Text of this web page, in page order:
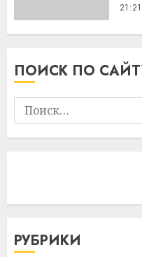
ПОИСК ПО
Найти:
РУБРИКИ